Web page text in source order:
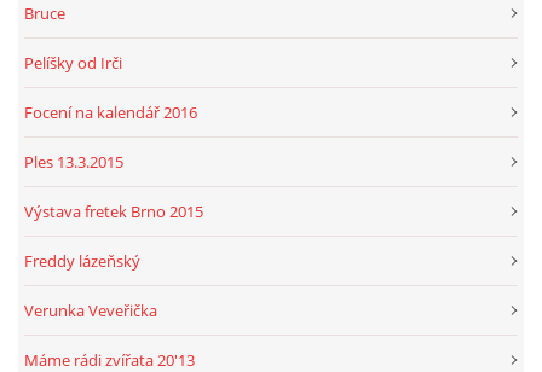
Bruce
Pelíšky od Irči
Focení na kalendář 2016
Ples 13.3.2015
Výstava fretek Brno 2015
Freddy lázeňský
Verunka Veveřička
Máme rádi zvířata 20'13